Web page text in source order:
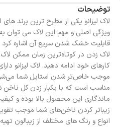
توضیحات
لاک لیزانو یکی از مطرح ترین برند
ویژگی اصلی و مهم این لاک می توان به
قابلیت خشک شدن سریع آن اشاره
لاک زدن در کوتاه‌ترین زمان ممکن
کارهای خود ادامه دهید. لاک لیزانو
موجب خاص‌تر شدن استایل شما
مناسب است که با یکبار زدن کل
ماندگاری این محصول بالا بوده و
زیباتر کردن ناخن‌های شما موجب
انواع و رنگ های مختلف از زیبالون